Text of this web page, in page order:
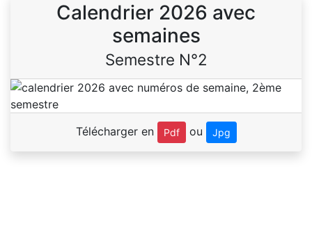
Calendrier 2026 avec
semaines
Semestre N°2
Télécharger en Pdf ou Jpg